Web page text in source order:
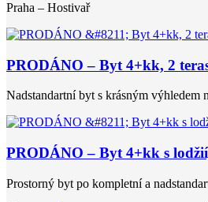
Praha – Hostivař
PRODÁNO – Byt 4+kk, 2
Nadstandartní byt s krásným výhledem
PRODÁNO – Byt 4+kk s
Prostorný byt po kompletní a